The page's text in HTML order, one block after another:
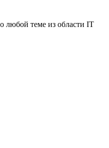
любой теме из области IT